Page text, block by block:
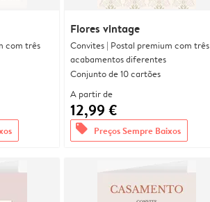
com três
Flores vintage
Convites | Postal premium com três
acabamentos diferentes
Conjunto de 10 cartões
A partir de
12,99 €
offers Preços Sempre Baixos